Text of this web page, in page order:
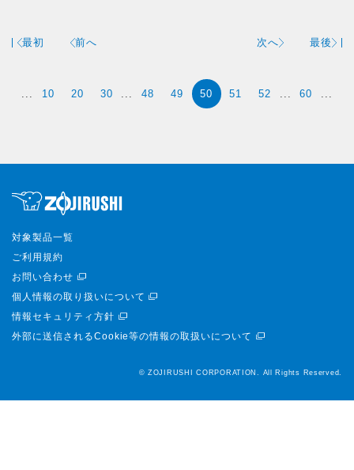
最初 前へ
10 20 30 48 49 50 51 52 60
次へ 最後
対象製品一覧
ご利用規約
お問い合わせ
個人情報の取り扱いについて
情報セキュリティ方針
外部に送信されるCookie等の情報の取扱いについて
© ZOJIRUSHI CORPORATION. All Rights Reserved.